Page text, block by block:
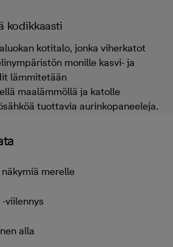
kodikkaasti
kotitalo, jonka viherkatot
monille kasvi- ja
lämmitetään
maalämmöllä ja katolle
tuottavia aurinkopaneeleja.
merelle
viilennys
alla